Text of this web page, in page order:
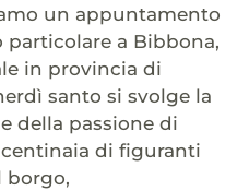
un appuntamento
particolare a Bibbona,
in provincia di
santo si svolge la
della passione di
centinaia di figuranti
borgo,